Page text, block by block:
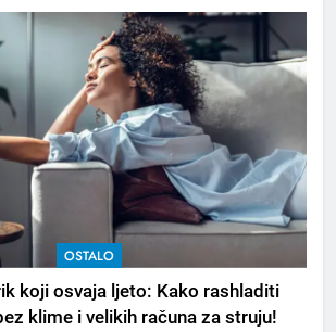
OSTALO
koji osvaja ljeto: Kako rashladiti
klime i velikih računa za struju!